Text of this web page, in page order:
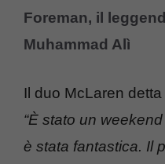
Foreman, il
Muhammad Alì
Il duo McLaren
“È stato un
è stata fantastica. Il